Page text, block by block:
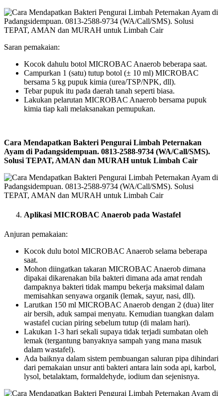
Saran pemakaian:
Kocok dahulu botol MICROBAC Anaerob beberapa saat.
Campurkan 1 (satu) tutup botol (± 10 ml) MICROBAC
bersama 5 kg pupuk kimia (urea/TSP/NPK, dll).
Tebar pupuk itu pada daerah tanah seperti biasa.
Lakukan pelarutan MICROBAC Anaerob bersama pupuk
kimia tiap kali melaksanakan pemupukan.
Cara Mendapatkan Bakteri Pengurai Limbah Peternakan
Ayam di Padangsidempuan. 0813-2588-9734 (WA/Call/SMS).
Solusi TEPAT, AMAN dan MURAH untuk Limbah Cair
Aplikasi MICROBAC Anaerob pada Wastafel
Anjuran pemakaian:
Kocok dulu botol MICROBAC Anaerob selama beberapa
saat.
Mohon diingatkan takaran MICROBAC Anaerob dimana
dipakai dikarenakan bila bakteri dimana ada amat rendah
dampaknya bakteri tidak mampu bekerja maksimal dalam
memisahkan senyawa organik (lemak, sayur, nasi, dll).
Larutkan 150 ml MICROBAC Anaerob dengan 2 (dua) liter
air bersih, aduk sampai menyatu. Kemudian tuangkan dalam
wastafel cucian piring sebelum tutup (di malam hari).
Lakukan 1-3 hari sekali supaya tidak terjadi sumbatan oleh
lemak (tergantung banyaknya sampah yang mana masuk
dalam wastafel).
Ada baiknya dalam sistem pembuangan saluran pipa dihindari
dari pemakaian unsur anti bakteri antara lain soda api, karbol,
lysol, betalaktam, formaldehyde, iodium dan sejenisnya.